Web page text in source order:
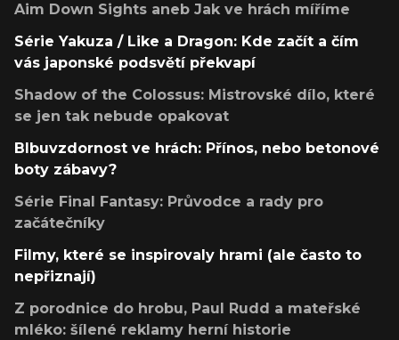
Aim Down Sights aneb Jak ve hrách míříme
Série Yakuza / Like a Dragon: Kde začít a čím
vás japonské podsvětí překvapí
Shadow of the Colossus: Mistrovské dílo, které
se jen tak nebude opakovat
Blbuvzdornost ve hrách: Přínos, nebo betonové
boty zábavy?
Série Final Fantasy: Průvodce a rady pro
začátečníky
Filmy, které se inspirovaly hrami (ale často to
nepřiznají)
Z porodnice do hrobu, Paul Rudd a mateřské
mléko: šílené reklamy herní historie